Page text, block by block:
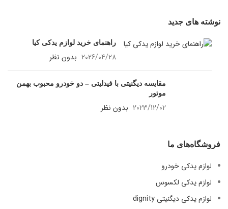
نوشته های جدید
راهنمای خرید لوازم یدکی کیا
2026/04/28 بدون نظر
مقایسه دیگنیتی با فیدلیتی – دو خودرو
2023/12/02
فروشگاه‌های ما
لوازم یدکی خودرو
لوازم یدکی لکسوس
لوازم یدکی دیگنیتی dignity